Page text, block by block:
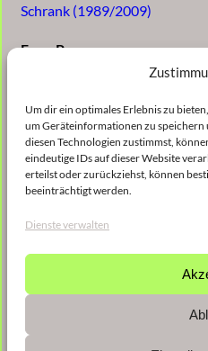
Um dir ein optimales Erlebnis zu
um Geräteinformationen zu
diesen Technologien zustimmst,
eindeutige IDs auf dieser Website
erteilst oder zurückziehst, können
beeinträchtigt werden.
Dienste verwalten
Schrank (1989/2009)
Enno Poppe